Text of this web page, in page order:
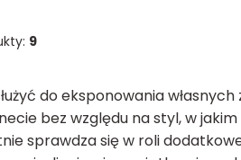
9
do eksponowania
bez względu na styl, w
sprawdza się w roli